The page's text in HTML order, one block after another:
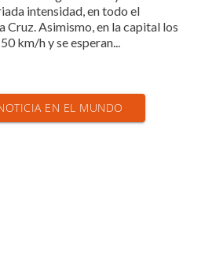
intensidad, en todo el
Cruz. Asimismo, en la capital los
km/h y se esperan...
EN EL MUNDO